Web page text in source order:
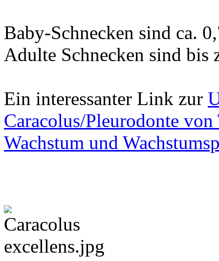
Baby-Schnecken sind ca.
Adulte Schnecken sind bis
Ein interessanter Link zur
Caracolus/Pleurodonte
Wachstum und